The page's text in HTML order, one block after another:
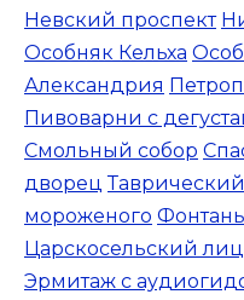
Невский проспект
Особняк Кельха
Александрия
Пивоварни с
Смольный собор
дворец
мороженого
Царскосельский
Эрмитаж с